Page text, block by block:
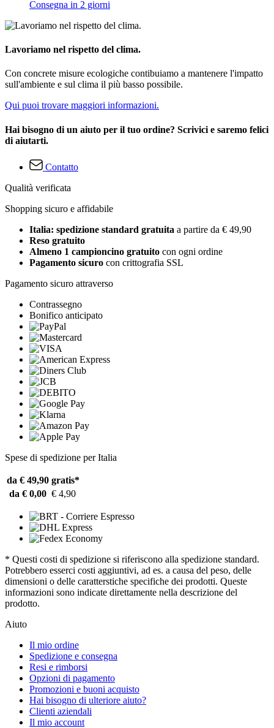
Consegna in 2 giorni
Lavoriamo nel rispetto del clima.
Con concrete misure ecologiche contibuiamo a mantenere l'impatto
sull'ambiente e sul clima il più basso possibile.
Qui puoi trovare maggiori informazioni.
Hai bisogno di un aiuto per il tuo ordine? Scrivici e saremo felici
di aiutarti.
Contatto
Qualità verificata
Shopping sicuro e affidabile
Italia: spedizione standard gratuita a partire da € 49,90
Reso gratuito
Almeno 1 campioncino gratuito con ogni ordine
Pagamento sicuro con crittografia SSL
Pagamento sicuro attraverso
Contrassegno
Bonifico anticipato
Spese di spedizione per Italia
da € 49,90 gratis*
da € 0,00 € 4,90
* Questi costi di spedizione si riferiscono alla spedizione standard.
Potrebbero esserci costi aggiuntivi, ad es. a causa del peso, delle
dimensioni o delle caratterstiche specifiche dei prodotti. Queste
informazioni sono indicate direttamente nella descrizione del
prodotto.
Aiuto
Il mio ordine
Spedizione e consegna
Resi e rimborsi
Opzioni di pagamento
Promozioni e buoni acquisto
Hai bisogno di ulteriore aiuto?
Clienti aziendali
Il mio account